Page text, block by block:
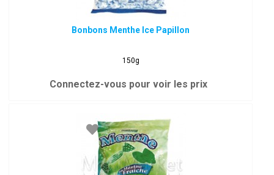
Bonbons Menthe Ice Papillon
150g
Connectez-vous pour voir les prix